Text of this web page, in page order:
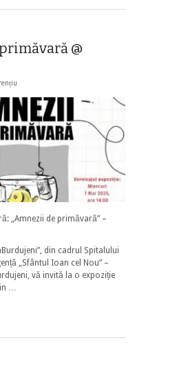
@
„Amnezii de primăvară” –
din cadrul Spitalului
„Sfântul Ioan cel Nou” –
vă invită la o expoziție
…